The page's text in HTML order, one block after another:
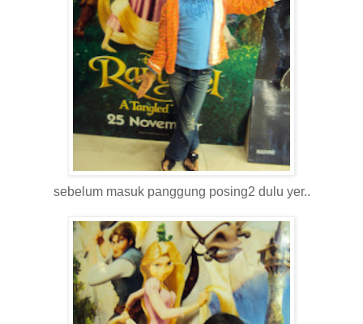
sebelum masuk panggung posing2 dulu yer..